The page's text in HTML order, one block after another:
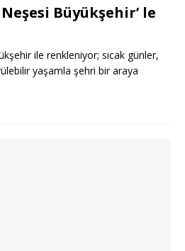
Büyükşehir’ le
ile renkleniyor; sıcak günler,
yaşamla şehri bir araya